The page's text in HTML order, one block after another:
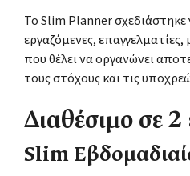
Το Slim Planner σχεδιάστηκε
εργαζόμενες,
που θέλει να οργανώνει
τους στόχους και τις
Διαθέσιμο σε 2
Slim